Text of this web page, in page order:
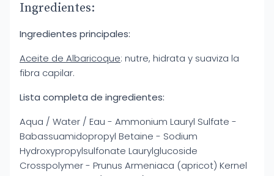
Ingredientes:
Ingredientes principales:
Aceite de Albaricoque: nutre, hidrata y suaviza la
fibra capilar.
Lista completa de ingredientes:
Aqua / Water / Eau - Ammonium Lauryl Sulfate -
Babassuamidopropyl Betaine - Sodium
Hydroxypropylsulfonate Laurylglucoside
Crosspolymer - Prunus Armeniaca (apricot) Kernel